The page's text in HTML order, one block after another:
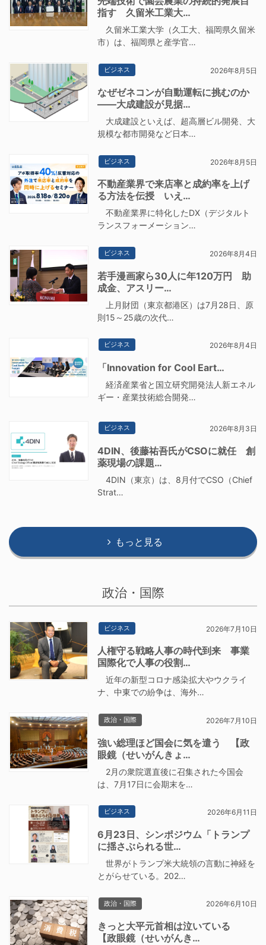
指す 久留米工業大…
久留米工業大学（久工大、福岡県久留米
市）は、福岡県と産学官…
ビジネス 2026年8月5日
なぜゼネコンが自動運転に挑むのか
――大成建設が見据…
大成建設といえば、超高層ビル開発、大
規模な都市開発など日本…
ビジネス 2026年8月5日
不動産業界で来店率と成約率を上げ
る方法を伝授 いえ…
不動産業界に特化したDX（デジタルト
ランスフォーメーション…
ビジネス 2026年8月4日
若手漫画家ら30人に年120万円 助
成金、アスリー…
上月財団（東京都港区）は7月28日、原
則15～25歳の次代…
ビジネス 2026年8月4日
「Innovation for Cool Eart…
経済産業省と国立研究開発法人新エネル
ギー・産業技術総合開発…
ビジネス 2026年8月3日
4DIN、後藤祐吾氏がCSOに就任 創
薬現場の課題…
4DIN（東京）は、8月付でCSO（Chief
Strat…
もっと見る
政治・国際
ビジネス 2026年7月10日
人権守る戦略人事の時代到来 事業
国際化で人事の役割…
近年の新型コロナ感染拡大やウクライ
ナ、中東での紛争は、海外…
政治・国際 2026年7月10日
強い総理ほど国会に気を遣う 【政
眼鏡（せいがんきょ…
2月の衆院選直後に召集された今国会
は、7月17日に会期末を…
ビジネス 2026年6月11日
6月23日、シンポジウム「トランプ
に揺さぶられる世…
世界がトランプ米大統領の言動に神経を
とがらせている。202…
政治・国際 2026年6月10日
きっと大平元首相は泣いている
【政眼鏡（せいがんき…